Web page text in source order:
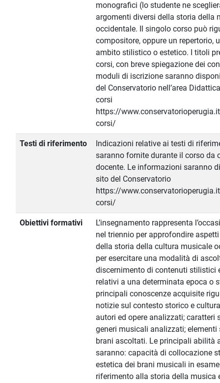
monografici (lo studente ne
argomenti diversi della storia della
occidentale. Il singolo corso può
compositore, oppure un repertorio,
ambito stilistico o estetico. I titoli
corsi, con breve spiegazione dei
moduli di iscrizione saranno
del Conservatorio nell’area
corsi
https://
corsi/
Testi di riferimento
Indicazioni relative ai testi di
saranno fornite durante il corso da
docente. Le informazioni saranno
sito del Conservatorio
https://
corsi/
Obiettivi formativi
L’insegnamento rappresenta
nel triennio per approfondire
della storia della cultura musicale
per esercitare una modalità di
discernimento di contenuti stilistici
relativi a una determinata epoca o
principali conoscenze acquisite
notizie sul contesto storico e
autori ed opere analizzati; caratteri
generi musicali analizzati;
brani ascoltati. Le principali abilità
saranno: capacità di collocazione
estetica dei brani musicali in
riferimento alla storia della musica